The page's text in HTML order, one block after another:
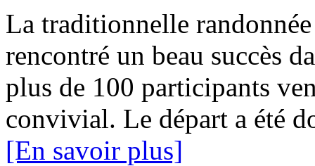
La traditionnelle
rencontré un beau succès
plus de 100 participants
convivial. Le départ a été
[En savoir plus]